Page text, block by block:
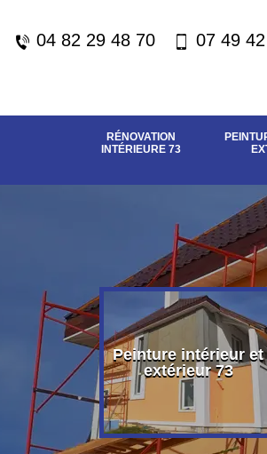
04 82 29 48 70 07 49
RÉNOVATION
INTÉRIEURE 73
73
Peinture intérieur et
extérieur 73